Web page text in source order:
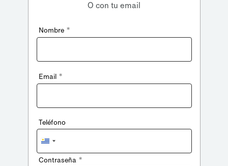
O con tu email
Nombre *
Email *
Teléfono
Uruguay
+598
Contraseña *